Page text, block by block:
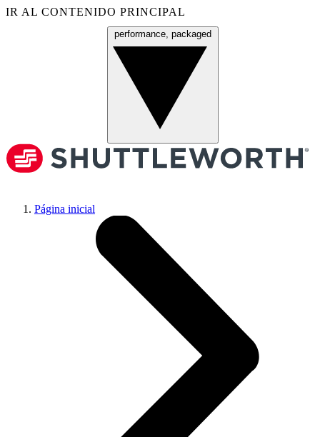
IR AL CONTENIDO PRINCIPAL
performance, packaged
Página inicial